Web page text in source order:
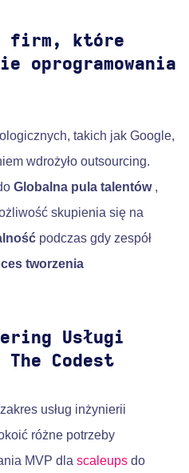
firm, które
oprogramowania
takich jak Google,
wdrożyło outsourcing.
Globalna pula talentów ,
skupienia się na
podczas gdy zespół
tworzenia
Usługi
The Codest
usług inżynierii
różne potrzeby
MVP dla scaleups do